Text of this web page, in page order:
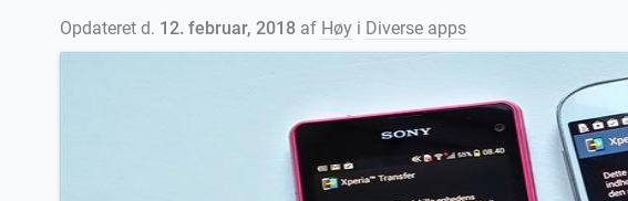
Opdateret d. 12. februar, 2018af Høyi Diverse apps